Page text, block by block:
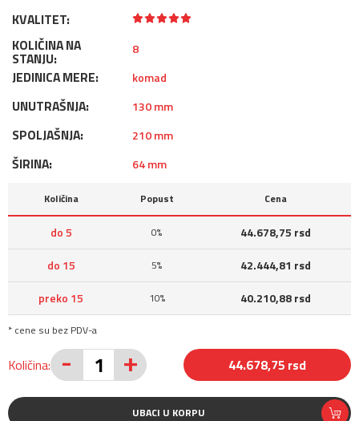
KVALITET:
KOLIČINA NA
STANJU:
8
JEDINICA MERE: komad
UNUTRAŠNJA: 130 mm
SPOLJAŠNJA: 210 mm
ŠIRINA: 64 mm
Količina Popust Cena
do 5 0%
44.678,75 rsd
do 15
5%
42.444,81 rsd
preko 15
10% 40.210,88 rsd
* cene su bez PDV-a
Količina: - + 44.678,75 rsd
UBACI U KORPU